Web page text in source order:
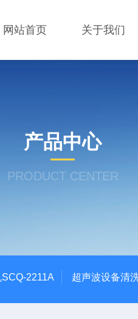
网站首页 关于我们
产品中心
PRODUCT CENTER
2211A 超声波设备清